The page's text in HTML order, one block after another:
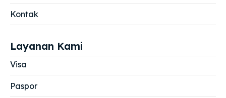
Kontak
Layanan Kami
Visa
Paspor